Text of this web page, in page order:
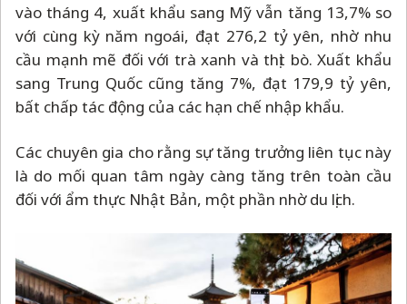
vào tháng 4, xuất khẩu sang Mỹ vẫn tăng 13,7% so
với cùng kỳ năm ngoái, đạt 276,2 tỷ yên, nhờ nhu
cầu mạnh mẽ đối với trà xanh và thịt bò. Xuất khẩu
sang Trung Quốc cũng tăng 7%, đạt 179,9 tỷ yên,
bất chấp tác động của các hạn chế nhập khẩu.
Các chuyên gia cho rằng sự tăng trưởng liên tục này
là do mối quan tâm ngày càng tăng trên toàn cầu
đối với ẩm thực Nhật Bản, một phần nhờ du lịch.